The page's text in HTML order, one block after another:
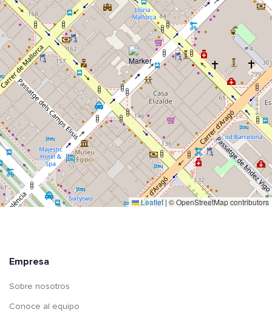
Leaflet | © OpenStreetMap contributors
Empresa
Sobre nosotros
Conoce al equipo